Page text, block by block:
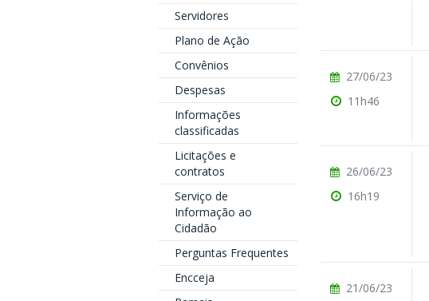
Servidores
Plano de Ação
Convênios
Despesas
Informações
classificadas
Licitações e
contratos
Serviço de
Informação ao
Cidadão
Perguntas Frequentes
Encceja
27/06/23
11h46
26/06/23
16h19
21/06/23